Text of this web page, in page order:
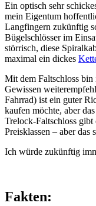
Ein optisch sehr
mein Eigentum
Langfingern zukünftig
Bügelschlösser im
störrisch, diese
maximal ein dickes
Mit dem Faltschloss bin
Gewissen
Fahrrad) ist ein guter
kaufen möchte, aber
Trelock-Faltschloss
Preisklassen – aber das
Ich würde zukünftig
Fakten: